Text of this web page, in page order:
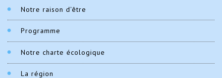
Notre raison d’être
Programme
Notre charte écologique
La région